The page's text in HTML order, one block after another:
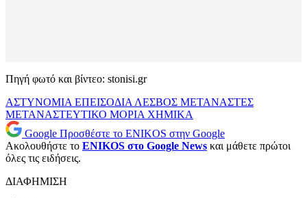
Πηγή φωτό και βίντεο: stonisi.gr
ΑΣΤΥΝΟΜΙΑ ΕΠΕΙΣΟΔΙΑ ΛΕΣΒΟΣ ΜΕΤΑΝΑΣΤΕΣ
ΜΕΤΑΝΑΣΤΕΥΤΙΚΟ ΜΟΡΙΑ ΧΗΜΙΚΑ
Google Προσθέστε το ENIKOS στην Google
Ακολουθήστε το ENIKOS στο Google News και μάθετε πρώτοι
όλες τις ειδήσεις.
ΔΙΑΦΗΜΙΣΗ